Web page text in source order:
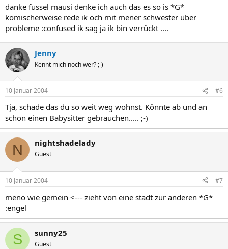
danke fussel mausi denke ich auch das es so is *G*
komischerweise rede ik och mit mener schwester über
probleme :confused ik sag ja ik bin verrückt ....
Jenny
Kennt mich noch wer? ;-)
10 Januar 2004 #6
Tja, schade das du so weit weg wohnst. Könnte ab und an
schon einen Babysitter gebrauchen..... ;-)
N nightshadelady
Guest
10 Januar 2004 #7
meno wie gemein <--- zieht von eine stadt zur anderen *G*
:engel
S sunny25
Guest